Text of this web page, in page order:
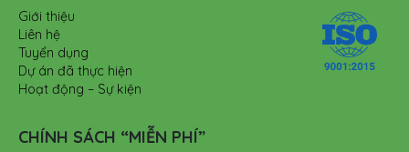
Giới thiệu
Liên hệ
Tuyển dụng
Dự án đã thực hiện
Hoạt động – Sự kiện
CHÍNH SÁCH “MIỄN PHÍ”